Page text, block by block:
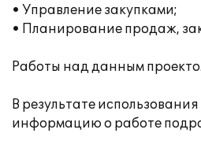
• Управление закупками;
• Планирование продаж,
Работы над данным
В результате
информацию о работе